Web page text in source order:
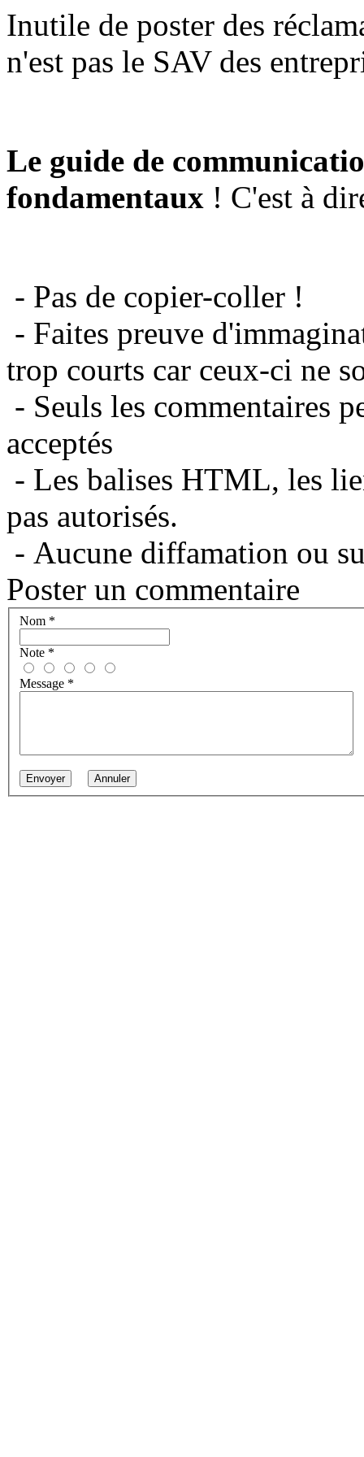
Inutile de poster des
n'est pas le SAV des
Le guide de
fondamentaux ! C'est à
- Pas de copier-coller !
- Faites preuve
trop courts car ceux-ci ne
- Seuls les commentaires
acceptés
- Les balises HTML, les
pas autorisés.
- Aucune diffamation ou
Poster un commentaire
Nom *
Note *
Message *